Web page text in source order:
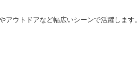
ウトドアなど幅広いシーンで活躍します。